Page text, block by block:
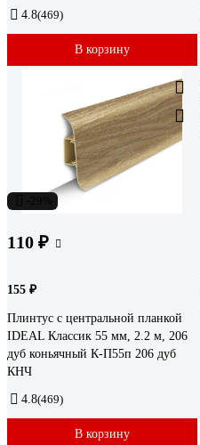
4.8(469)
В корзину
110 ₽
155 ₽
Плинтус с центральной планкой
IDEAL Классик 55 мм, 2.2 м, 206
дуб коньячный К-П55п 206 дуб
КНЧ
4.8(469)
В корзину